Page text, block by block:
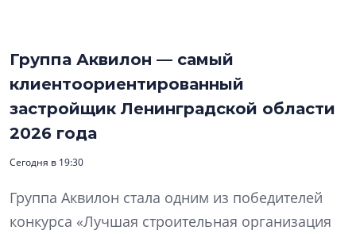
Группа Аквилон — самый
клиентоориентированный
застройщик Ленинградской области
2026 года
Сегодня в 19:30
Группа Аквилон стала одним из победителей
конкурса «Лучшая строительная организация